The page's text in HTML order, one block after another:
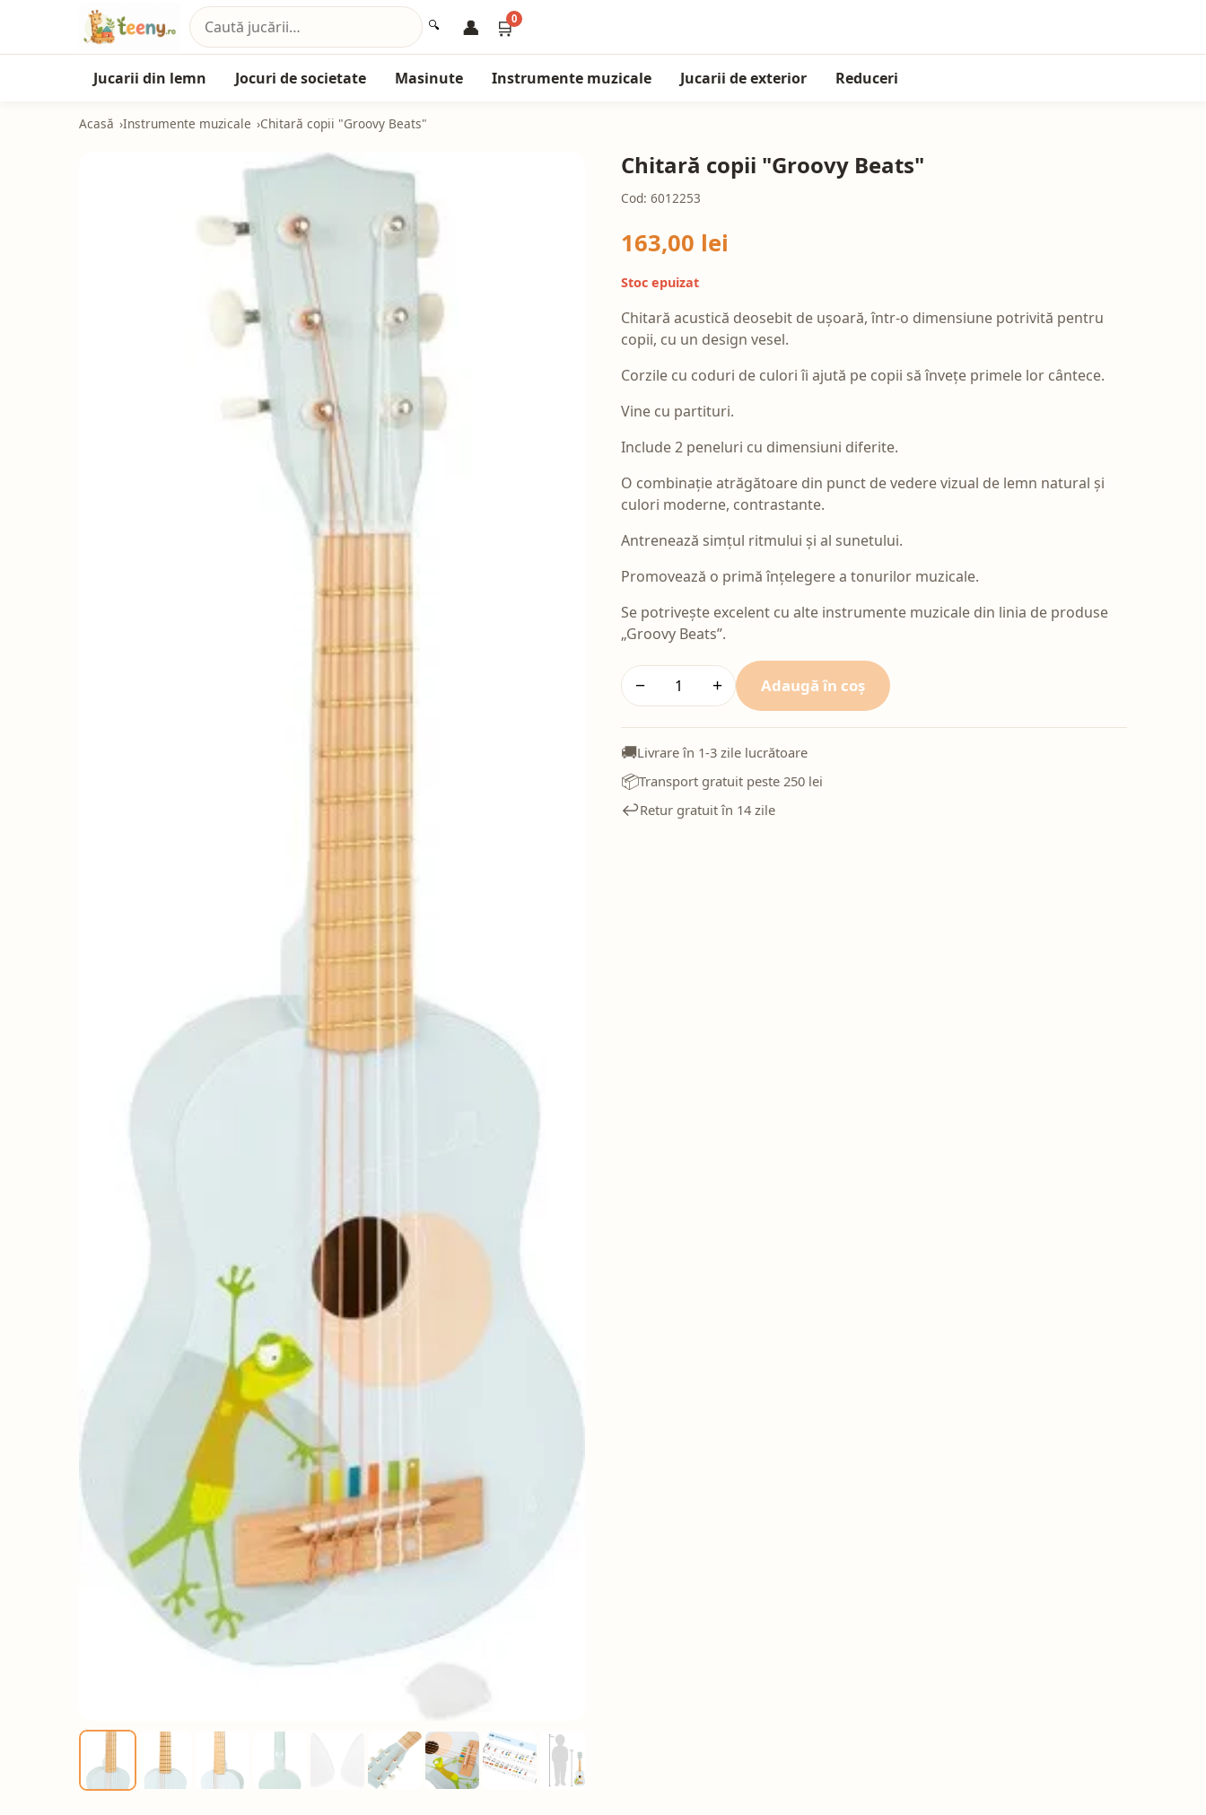
🔍 👤 🛒0
Jucarii din lemn Jocuri de societate Masinute Instrumente muzicale Jucarii de exterior Reduceri
Acasă Instrumente muzicale Chitară copii "Groovy Beats"
Chitară copii "Groovy Beats"
Cod: 6012253
163,00 lei
Stoc epuizat
Chitară acustică deosebit de ușoară, într-o dimensiune potrivită pentru
copii, cu un design vesel.
Corzile cu coduri de culori îi ajută pe copii să învețe primele lor cântece.
Vine cu partituri.
Include 2 peneluri cu dimensiuni diferite.
O combinație atrăgătoare din punct de vedere vizual de lemn natural și
culori moderne, contrastante.
Antrenează simțul ritmului și al sunetului.
Promovează o primă înțelegere a tonurilor muzicale.
Se potrivește excelent cu alte instrumente muzicale din linia de produse
„Groovy Beats”.
− + Adaugă în coș
🚚Livrare în 1-3 zile lucrătoare
📦Transport gratuit peste 250 lei
↩️Retur gratuit în 14 zile